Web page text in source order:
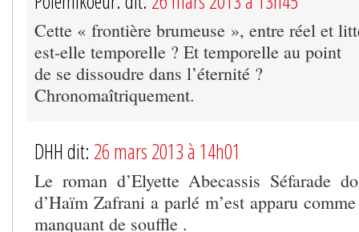
Cette « frontière brumeuse », entre réel et
est-elle temporelle ? Et temporelle au point
de se dissoudre dans l’éternité ?
Chronomaîtriquement.
DHH dit: 26 mars 2013 à 14h01
Le roman d’Elyette Abecassis Séfarade
d’Haïm Zafrani a parlé m’est apparu
manquant de souffle .